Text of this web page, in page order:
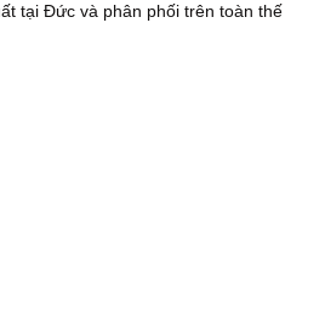
tại Đức và phân phối trên toàn thế